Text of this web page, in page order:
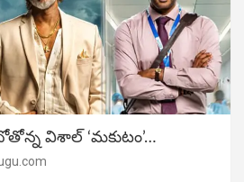
విశాల్ ‘మకుటం’…